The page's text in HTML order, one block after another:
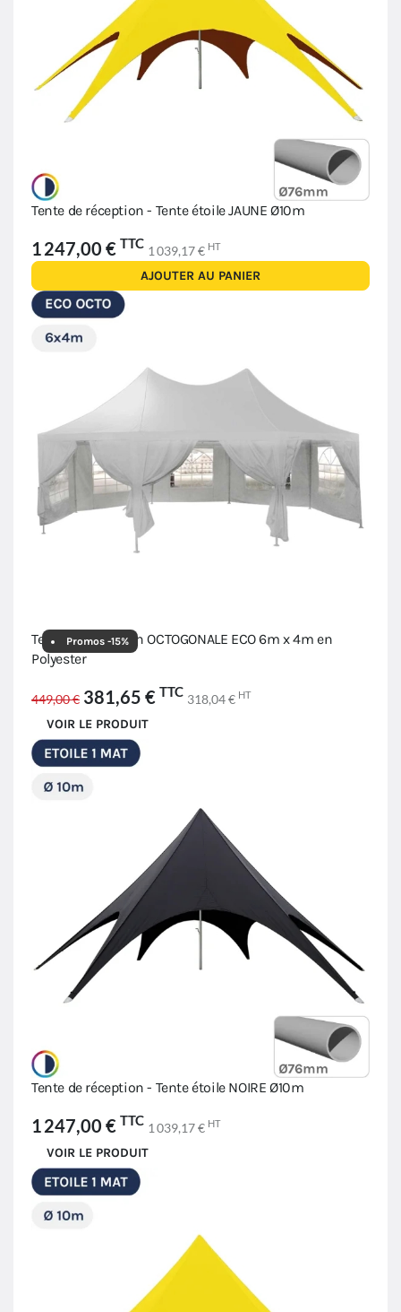
Tente de réception - Tente étoile JAUNE Ø10m
1 247,00 € TTC 1 039,17 € HT
AJOUTER AU PANIER
Promos -15%
Tente de réception OCTOGONALE ECO 6m x 4m en
Polyester
449,00 € 381,65 € TTC 318,04 € HT
VOIR LE PRODUIT
Tente de réception - Tente étoile NOIRE Ø10m
1 247,00 € TTC 1 039,17 € HT
VOIR LE PRODUIT